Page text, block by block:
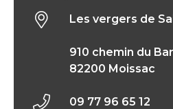
Les vergers de
910 chemin du
82200 Moissac
09 77 96 65 12